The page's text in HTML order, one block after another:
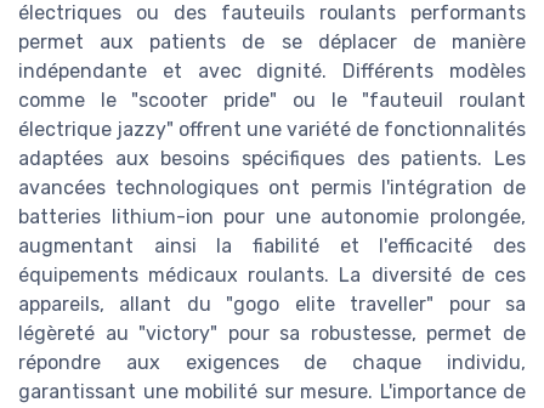
électriques ou des fauteuils roulants performants
permet aux patients de se déplacer de manière
indépendante et avec dignité. Différents modèles
comme le "scooter pride" ou le "fauteuil roulant
électrique jazzy" offrent une variété de fonctionnalités
adaptées aux besoins spécifiques des patients. Les
avancées technologiques ont permis l'intégration de
batteries lithium-ion pour une autonomie prolongée,
augmentant ainsi la fiabilité et l'efficacité des
équipements médicaux roulants. La diversité de ces
appareils, allant du "gogo elite traveller" pour sa
légèreté au "victory" pour sa robustesse, permet de
répondre aux exigences de chaque individu,
garantissant une mobilité sur mesure. L'importance de